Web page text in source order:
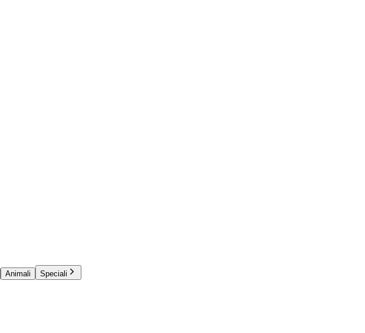
Animali
Speciali